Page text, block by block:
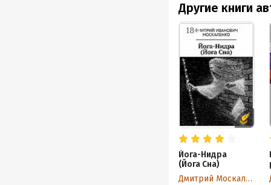
Другие книги
Йога-Нидра
(Йога Сна)
Дмитрий Москаленко